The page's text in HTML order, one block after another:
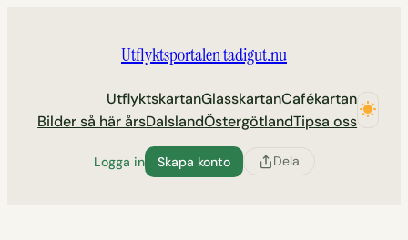
Utflyktsportalen tadigut.nu
UtflyktskartanGlasskartanCafékartan
Bilder så här årsDalslandÖstergötlandTipsa oss
Logga in Skapa konto Dela